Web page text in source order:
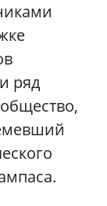
ряд